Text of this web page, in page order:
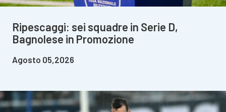
Ripescaggi: sei squadre in Serie D,
Bagnolese in Promozione
Agosto 05,2026